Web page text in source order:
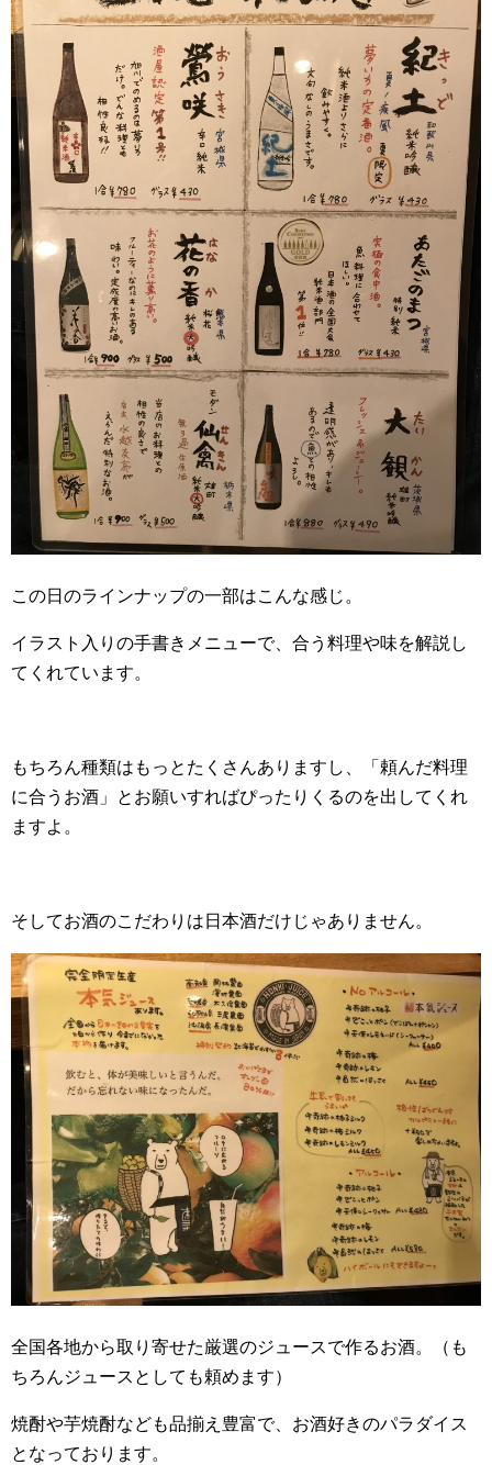
この日のラインナップの一部はこんな感じ。
イラスト入りの手書きメニューで、合う料理や味を解説し
てくれています。
もちろん種類はもっとたくさんありますし、「頼んだ料理
に合うお酒」とお願いすればぴったりくるのを出してくれ
ますよ。
そしてお酒のこだわりは日本酒だけじゃありません。
全国各地から取り寄せた厳選のジュースで作るお酒。（も
ちろんジュースとしても頼めます）
焼酎や芋焼酎なども品揃え豊富で、お酒好きのパラダイス
となっております。